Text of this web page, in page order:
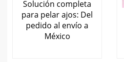
Solución completa
para pelar ajos: Del
pedido al envío a
México